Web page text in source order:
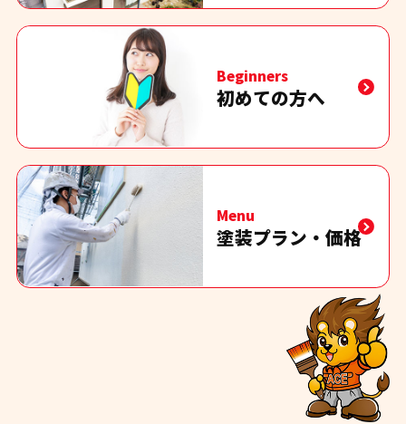
Beginners
初めての方へ
Menu
塗装プラン・価格